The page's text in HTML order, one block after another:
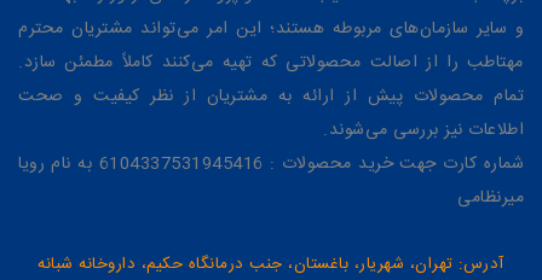
و سایر سازمان‌های مربوطه هستند؛ این امر می‌تواند مشتریان محترم
مهتاطب را از اصالت محصولاتی که تهیه می‌کنند کاملاً مطمئن سازد.
تمام محصولات پیش از ارائه به مشتریان از نظر کیفیت و صحت
اطلاعات نیز بررسی می‌شوند.
شماره کارت جهت خرید محصولات : 6104337531945416 به نام رویا
میرنظامی
آدرس: تهران، شهریار، باغستان، جنب درمانگاه حکیم، داروخانه شبانه